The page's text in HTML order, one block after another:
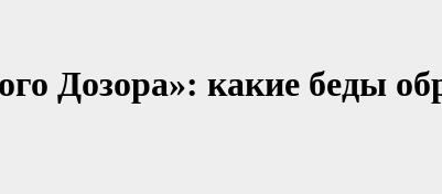
Дозора»: какие беды